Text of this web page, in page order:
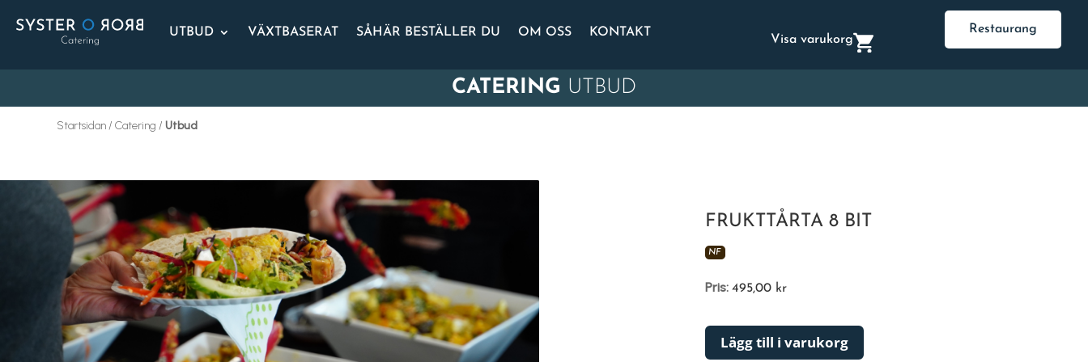
UTBUD VÄXTBASERAT SÅHÄR BESTÄLLER DU OM OSS KONTAKT
Visa varukorg
Restaurang
CATERING UTBUD
Startsidan / Catering / Utbud
FRUKTTÅRTA 8 BIT
NF
Pris: 495,00 kr
Lägg till i varukorg